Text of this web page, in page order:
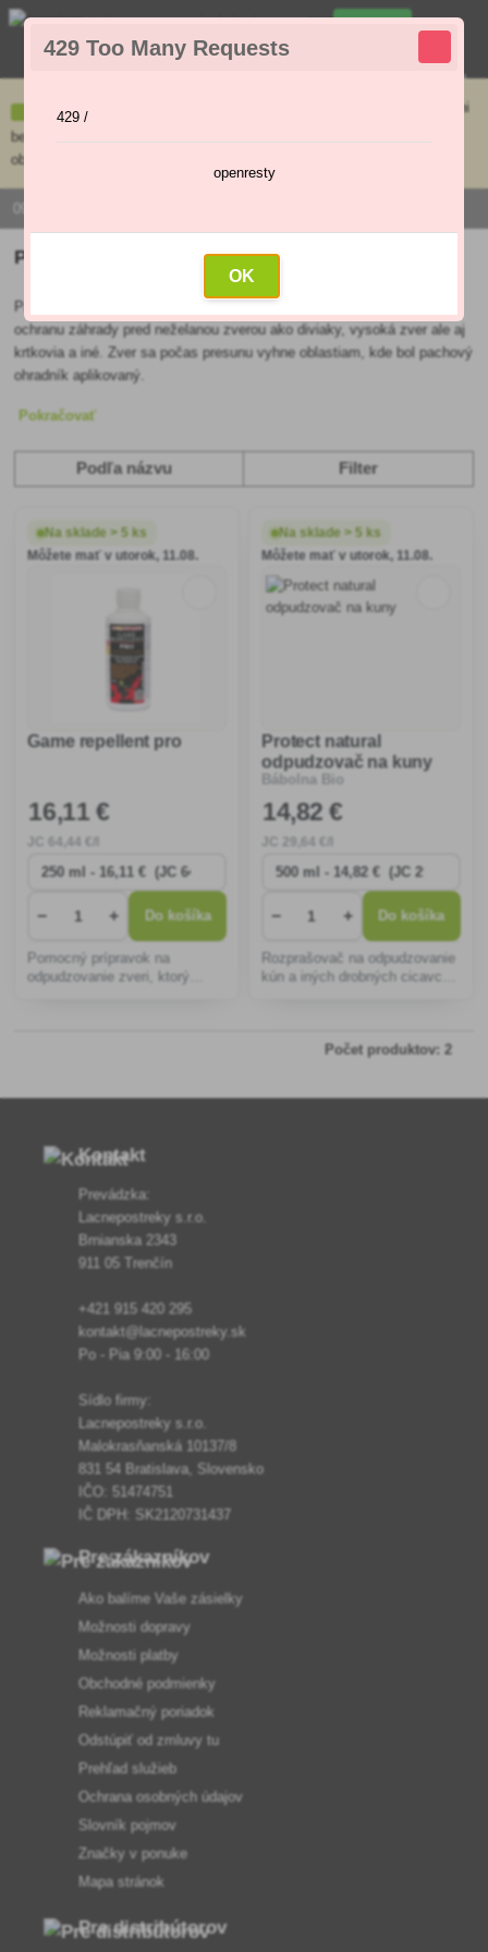
429 Too Many Requests
429 /
openresty
OK
Ceny uvedené na e-shope sa môžu líšiť od cien v kamennej predajni
bez objednávky. Tovar skladom pripravíme do 30 min na základe
objednávky. Predajňa je v sobotu zatvorená.
Menu
Podľa názvu Pachové ohradníky
Pachové ohradníky
ochranu záhrady pred neželanou zverou ako diviaky, vysoká zver ale aj
krtkovia a iné. Zver sa počas presunu vyhne oblastiam, kde bol pachový
ohradník aplikovaný.
Pokračovať
Podľa názvu Filter
Na sklade > 5 ks
Môžete mať v utorok, 11.08.
Game repellent pro
16,11 €
− + Do košíka
Pomocný prípravok na
odpudzovanie zveri, ktorý
Na sklade > 5 ks
Môžete mať v utorok, 11.08.
Protect natural
odpudzovač na kuny
Bábolna Bio
14,82 €
29
− + Do košíka
Rozprašovač na odpudzovanie
kún a iných drobných cicavcov
Počet produktov: 2
Kontakt
Prevádzka:
Lacnepostreky s.r.o.
Brnianska 2343
911 05 Trenčín
+421 915 420 295
kontakt@lacnepostreky.sk
Po - Pia 9:00 - 16:00
Sídlo firmy:
Lacnepostreky s.r.o.
Malokrasňanská 10137/8
831 54 Bratislava, Slovensko
IČO: 51474751
IČ DPH: SK2120731437
Pre zákazníkov
Ako balíme Vaše zásielky
Možnosti dopravy
Možnosti platby
Obchodné podmienky
Reklamačný poriadok
Odstúpiť od zmluvy tu
Prehľad služieb
Ochrana osobných údajov
Slovník pojmov
Značky v ponuke
Mapa stránok
Pre distribútorov